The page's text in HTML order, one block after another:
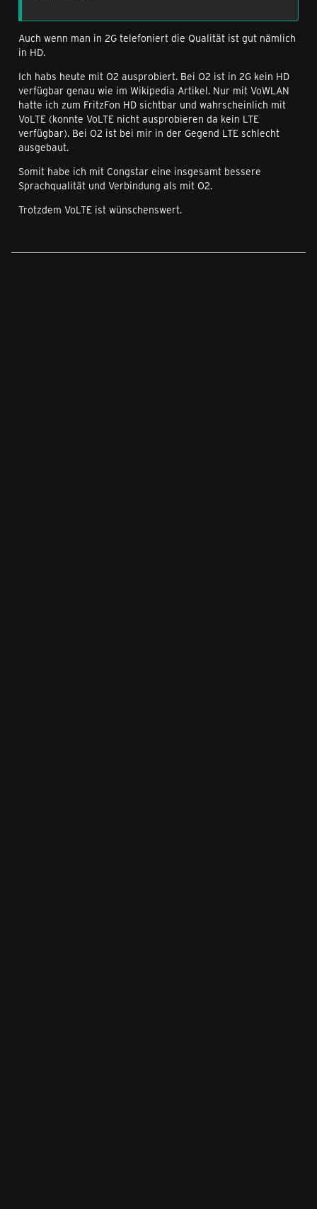
Auch wenn man in 2G telefoniert die Qualität ist gut nämlich
in HD.
Ich habs heute mit O2 ausprobiert. Bei O2 ist in 2G kein HD
verfügbar genau wie im Wikipedia Artikel. Nur mit VoWLAN
hatte ich zum FritzFon HD sichtbar und wahrscheinlich mit
VoLTE (konnte VoLTE nicht ausprobieren da kein LTE
verfügbar). Bei O2 ist bei mir in der Gegend LTE schlecht
ausgebaut.
Somit habe ich mit Congstar eine insgesamt bessere
Sprachqualität und Verbindung als mit O2.
Trotzdem VoLTE ist wünschenswert.